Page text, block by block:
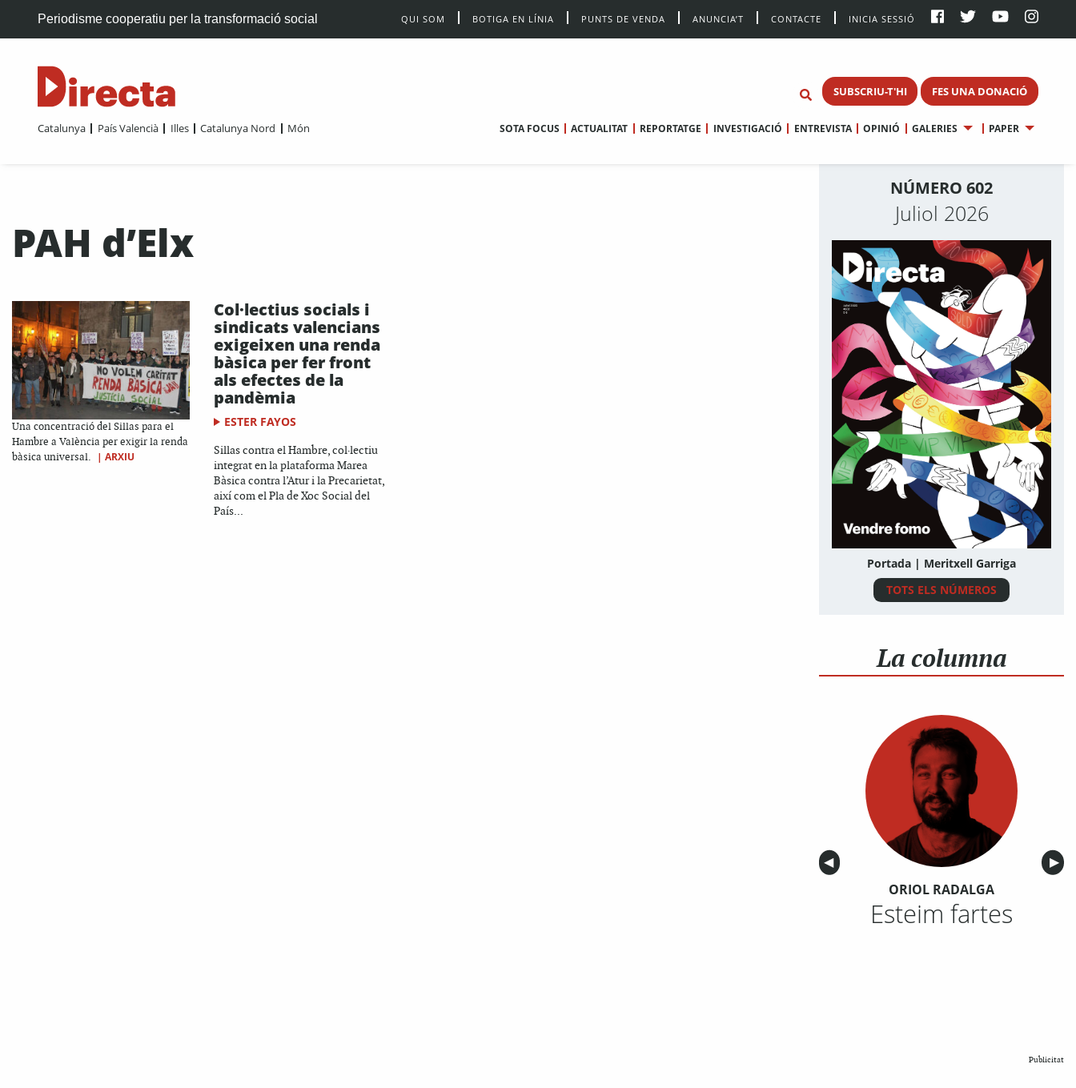
Periodisme cooperatiu per la transformació social QUI SOM BOTIGA EN LÍNIA PUNTS DE VENDA ANUNCIA’T CONTACTE INICIA SESSIÓ
SUBSCRIU-T'HI FES UNA DONACIÓ
Catalunya País Valencià Illes Catalunya Nord Món SOTA FOCUS ACTUALITAT REPORTATGE INVESTIGACIÓ ENTREVISTA OPINIÓ GALERIES PAPER
PAH d’Elx
Una concentració del Sillas para el
Hambre a València per exigir la renda
bàsica universal.
| ARXIU
Col·lectius socials i
sindicats valencians
exigeixen una renda
bàsica per fer front
als efectes de la
pandèmia
ESTER FAYOS
Sillas contra el Hambre, col·lectiu
integrat en la plataforma Marea
Bàsica contra l’Atur i la Precarietat,
així com el Pla de Xoc Social del
País...
NÚMERO 602
Juliol 2026
Portada | Meritxell Garriga
TOTS ELS NÚMEROS
La columna
Anterior
◀︎ ▶︎
ORIOL RADALGA
Esteim fartes
Publicitat